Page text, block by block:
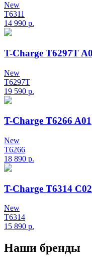
New
T6311
14 990 р.
T-Charge T6297T
New
T6297T
19 590 р.
T-Charge T6266 A01
New
T6266
18 890 р.
T-Charge T6314
New
T6314
15 890 р.
Наши бренды